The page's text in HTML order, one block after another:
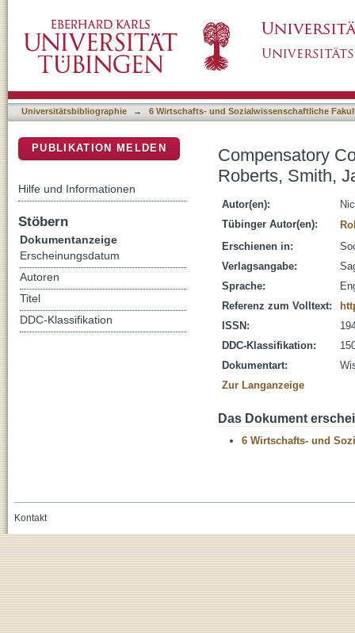
Edmonds (2009)
Universitätsbibliographie → 6 Wirtschafts- und Sozialwissenschaftliche
Compensatory
Roberts, Smith,
Autor(en):
Tübinger Autor(en):
Erschienen in:
Verlagsangabe:
Sprache:
Referenz zum Volltext:
ISSN:
DDC-Klassifikation:
Dokumentart:
Zur Langanzeige
Das Dokument
6 Wirtschafts- und
PUBLIKATION MELDEN
Hilfe und Informationen
Stöbern
Dokumentanzeige
Erscheinungsdatum
Autoren
Titel
DDC-Klassifikation
Kontakt